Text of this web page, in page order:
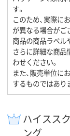
す。
このため、実際に
が異なる場合がご
商品の商品ラベル
さらに詳細な商品
わせください。
また、販売単位に
するものではあり
ハイスス
ング